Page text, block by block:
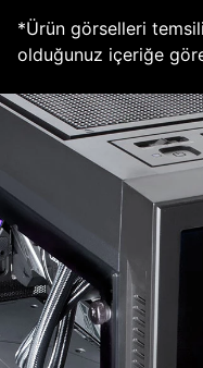
*Ürün görselleri
olduğunuz içeriğe